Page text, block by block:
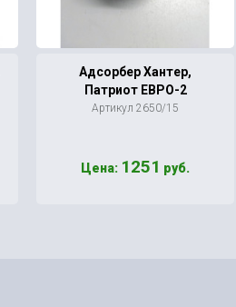
Адсорбер Хантер,
Патриот ЕВРО-2
Артикул 2650/15
Цена: 1251 руб.